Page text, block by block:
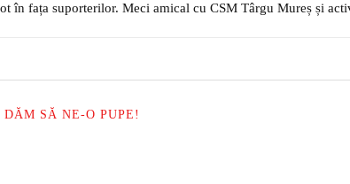
în fața suporterilor. Meci amical cu CSM Târgu Mureș și
iuli – 6 august
SĂ NE-O PUPE!